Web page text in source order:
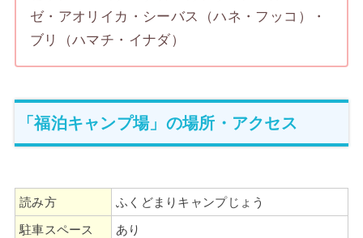
ゼ・アオリイカ・シーバス（ハネ・フッコ）・
ブリ（ハマチ・イナダ）
「福泊キャンプ場」の場所・アクセス
読み方
ふくどまりキャンプじょう
駐車スペース
あり